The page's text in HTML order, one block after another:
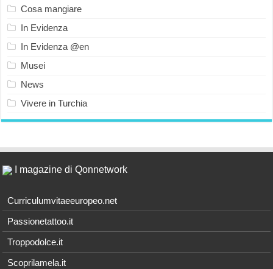
Cosa mangiare
In Evidenza
In Evidenza @en
Musei
News
Vivere in Turchia
I magazine di Qonnetwork
Curriculumvitaeeuropeo.net
Passionetattoo.it
Troppodolce.it
Scoprilamela.it